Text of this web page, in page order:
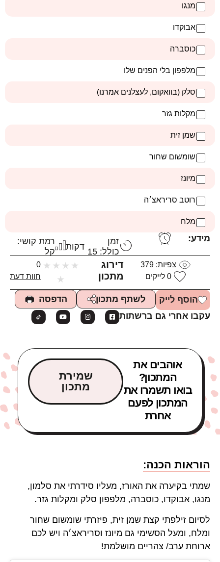
מנגו
אבוקדו
כוסברה
מלפפון בלי הפנים שלו
סלק (בוואקום, לעצלנים אמרנו)
מקלות גזר
שמן זית
שומשום שחור
מיונז
רוטב סריראצ׳ה
מלח
מידע:
זמן
כולל: 15
דקות
רמת קושי:
קל
צפיות:379
0 לייקים
דירוג
מתכון
★
★
★
★
★
0
חוות דעת
הוסף לייק לשתף מתכון
הדפסה
עקבו אחרי גם ברשתות
אוהבים את
המתכון?
בואו תשמרו את
המתכון לפעם
אחרת
שמירת
מתכון
הוראות הכנה:
שמתי בקיערה את האורז, מעליו סידרתי את סלמון,
מנגו, אבוקדו, כוסברה, מלפפון סלק ומקלות גזר.
לסיום זילפתי קצת שמן זית, פיזרתי שומשום שחור
ומלח, ומעל הסשימי גם מיונז וסריראצ׳ה ויש לכם
ארוחת ערב/ צהריים מושלמת!